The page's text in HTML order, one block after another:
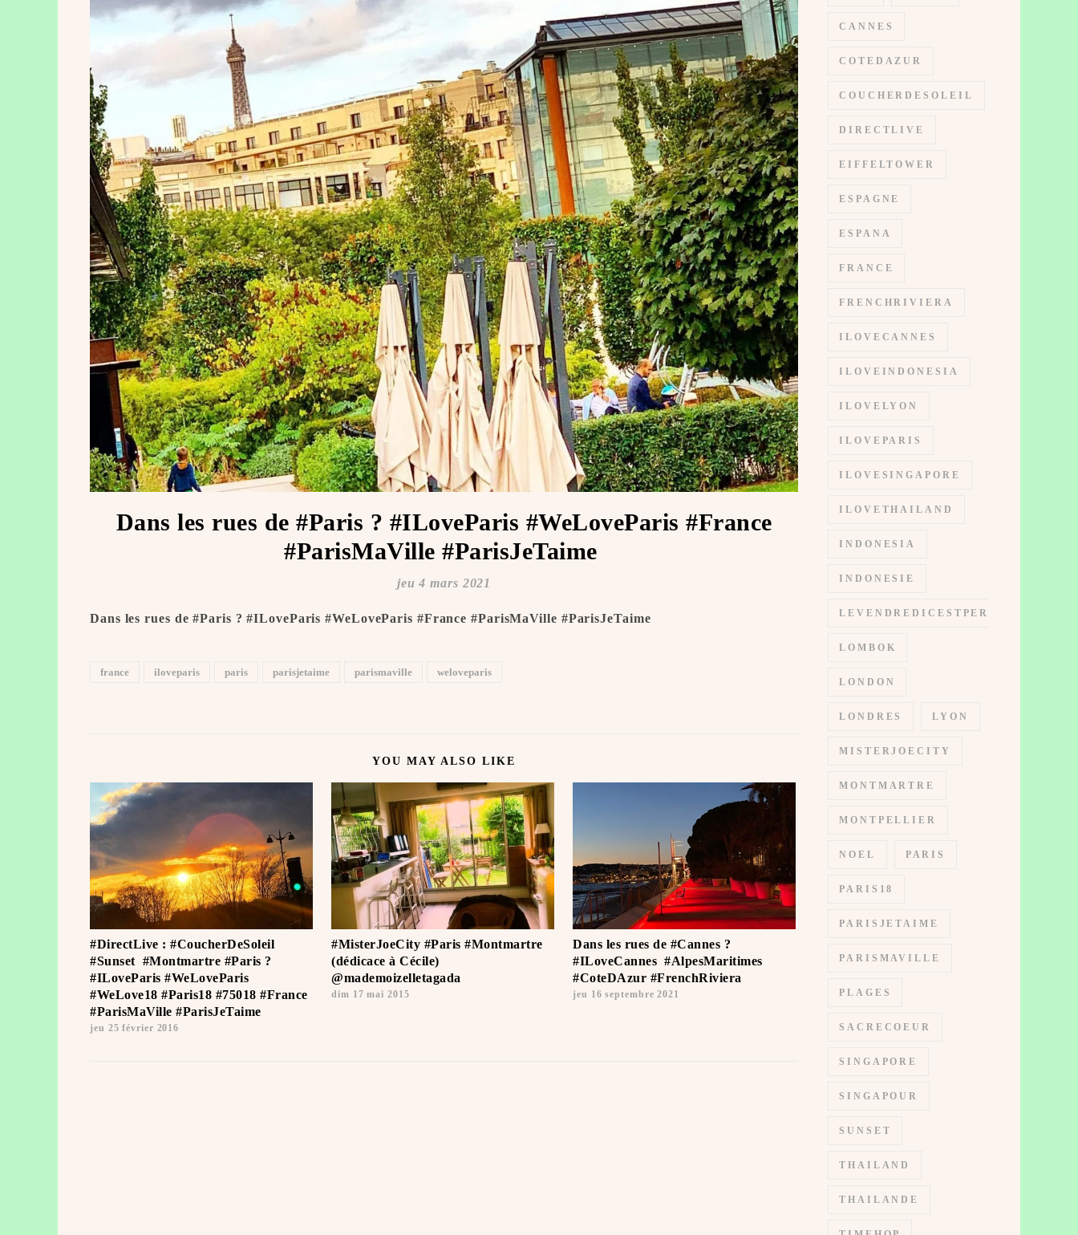
Dans les rues de #Paris ? #ILoveParis #WeLoveParis #France
#ParisMaVille #ParisJeTaime ️
jeu 4 mars 2021
Dans les rues de #Paris ? #ILoveParis #WeLoveParis #France #ParisMaVille #ParisJeTaime ️
france iloveparis paris parisjetaime parismaville weloveparis
YOU MAY ALSO LIKE
#DirectLive : #CoucherDeSoleil
#Sunset ️ #Montmartre #Paris ?
#ILoveParis #WeLoveParis
#WeLove18 #Paris18 #75018 #France
#ParisMaVille #ParisJeTaime ️
jeu 25 février 2016
#MisterJoeCity #Paris #Montmartre
(dédicace à Cécile)
@mademoizelletagada
dim 17 mai 2015
Dans les rues de #Cannes ?️
#ILoveCannes ️ #AlpesMaritimes
#CoteDAzur #FrenchRiviera
jeu 16 septembre 2021
CANNES
COTEDAZUR
COUCHERDESOLEIL
DIRECTLIVE
EIFFELTOWER
ESPAGNE
ESPANA
FRANCE
FRENCHRIVIERA
ILOVECANNES
ILOVEINDONESIA
ILOVELYON
ILOVEPARIS
ILOVESINGAPORE
ILOVETHAILAND
INDONESIA
INDONESIE
LEVENDREDICESTPERMIS
LOMBOK
LONDON
LONDRES LYON
MISTERJOECITY
MONTMARTRE
MONTPELLIER
NOEL PARIS
PARIS18
PARISJETAIME
PARISMAVILLE
PLAGES
SACRECOEUR
SINGAPORE
SINGAPOUR
SUNSET
THAILAND
THAILANDE